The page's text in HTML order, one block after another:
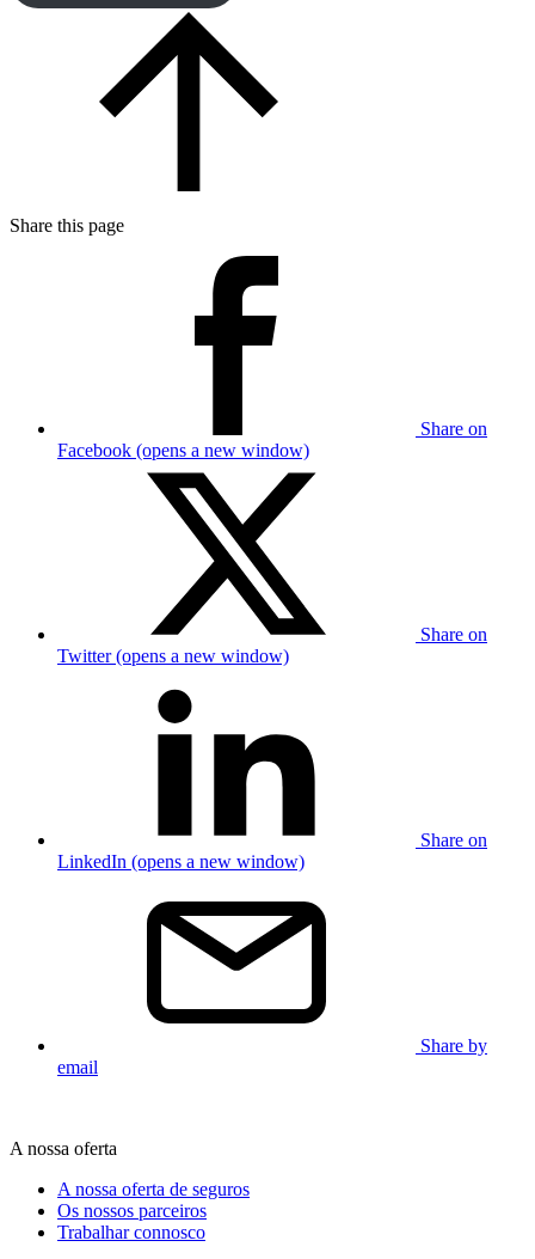
Share this page
Share on
Facebook (opens a new window)
Share on
Twitter (opens a new window)
Share on
LinkedIn (opens a new window)
Share by
email
A nossa oferta
A nossa oferta de seguros
Os nossos parceiros
Trabalhar connosco